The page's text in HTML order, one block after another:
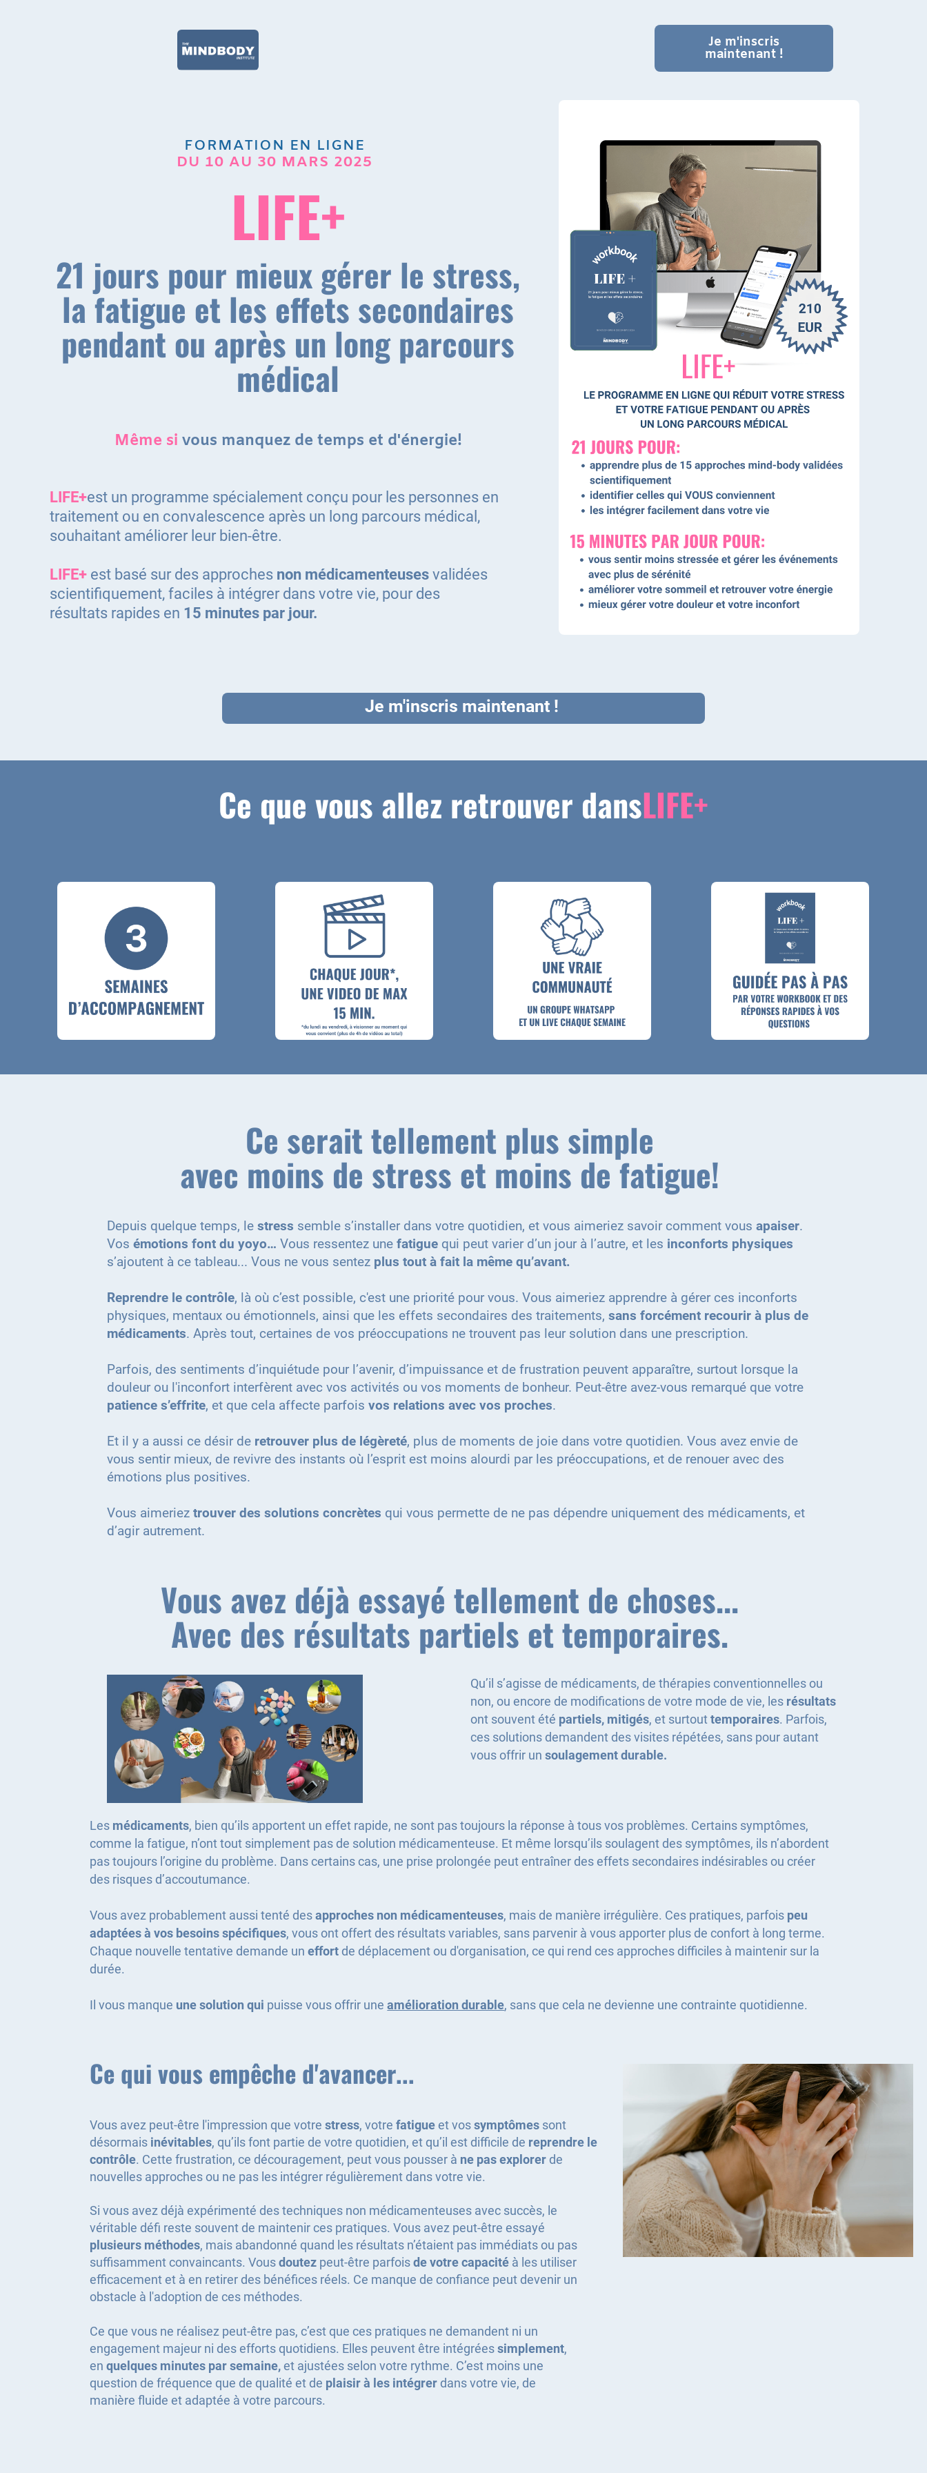
Je m'inscris
maintenant !
FORMATION EN LIGNE
DU 10 AU 30 MARS 2025
LIFE+
21 jours pour mieux gérer le stress,
la fatigue et les effets secondaires
pendant ou après un long parcours
médical
Même si vous manquez de temps et d'énergie!
LIFE+est un programme spécialement conçu pour les personnes en
traitement ou en convalescence après un long parcours médical,
souhaitant améliorer leur bien-être.
LIFE+ est basé sur des approches non médicamenteuses validées
scientifiquement, faciles à intégrer dans votre vie, pour des
résultats rapides en 15 minutes par jour.
Je m'inscris maintenant !
Ce que vous allez retrouver dansLIFE+
Ce serait tellement plus simple
avec moins de stress et moins de fatigue!
Depuis quelque temps, lestress semble s’installer dans votre quotidien, et vous aimeriez savoir comment vousapaiser.
Vosémotions font du yoyo… Vous ressentez unefatigue qui peut varier d’un jour à l’autre, et les inconforts physiques
s’ajoutent à ce tableau... Vous ne vous sentez plus tout à fait la même qu’avant.
Reprendre le contrôle, là où c’est possible, c'est une priorité pour vous. Vous aimeriez apprendre à gérer ces inconforts
physiques, mentaux ou émotionnels, ainsi que les effets secondaires des traitements,sans forcément recourir à plus de
médicaments. Après tout, certaines de vos préoccupations ne trouvent pas leur solution dans une prescription.
Parfois, des sentiments d’inquiétude pour l’avenir, d’impuissance et de frustration peuvent apparaître, surtout lorsque la
douleur ou l'inconfort interfèrent avec vos activités ou vos moments de bonheur. Peut-être avez-vous remarqué que votre
patience s’effrite, et que cela affecte parfoisvos relations avec vos proches.
Et il y a aussi ce désir de retrouver plus de légèreté, plus de moments de joie dans votre quotidien. Vous avez envie de
vous sentir mieux, de revivre des instants où l’esprit est moins alourdi par les préoccupations, et de renouer avec des
émotions plus positives.
Vous aimerieztrouver des solutions concrètes qui vous permette de ne pas dépendre uniquement des médicaments, et
d’agir autrement.
Vous avez déjà essayé tellement de choses...
Avec des résultats partiels et temporaires.
Qu’il s’agisse de médicaments, de thérapies conventionnelles ou
non, ou encore de modifications de votre mode de vie, les résultats
ont souvent été partiels, mitigés, et surtouttemporaires. Parfois,
ces solutions demandent des visites répétées, sans pour autant
vous offrir un soulagement durable.
Les médicaments, bien qu’ils apportent un effet rapide, ne sont pas toujours la réponse à tous vos problèmes. Certains symptômes,
comme la fatigue, n’ont tout simplement pas de solution médicamenteuse. Et même lorsqu’ils soulagent des symptômes, ils n’abordent
pas toujours l’origine du problème. Dans certains cas, une prise prolongée peut entraîner des effets secondaires indésirables ou créer
des risques d’accoutumance.
Vous avez probablement aussi tenté desapproches non médicamenteuses, mais de manière irrégulière. Ces pratiques, parfois peu
adaptées à vos besoins spécifiques, vous ont offert des résultats variables, sans parvenir à vous apporter plus de confort à long terme.
Chaque nouvelle tentative demande uneffort de déplacement ou d'organisation, ce qui rend ces approches difficiles à maintenir sur la
durée.
Il vous manque une solution qui puisse vous offrir uneamélioration durable, sans que cela ne devienne une contrainte quotidienne.
Ce qui vous empêche d'avancer...
Vous avez peut-être l'impression que votrestress, votrefatigueet vossymptômes sont
désormais inévitables, qu’ils font partie de votre quotidien, et qu’il est difficile de reprendre le
contrôle. Cette frustration, ce découragement, peut vous pousser à ne pas explorer de
nouvelles approches ou ne pas les intégrer régulièrement dans votre vie.
Si vous avez déjà expérimenté des techniques non médicamenteuses avec succès, le
véritable défi reste souvent de maintenir ces pratiques. Vous avez peut-être essayé
plusieurs méthodes, mais abandonné quand les résultats n’étaient pas immédiats ou pas
suffisamment convaincants. Vousdoutez peut-être parfoisde votre capacité à les utiliser
efficacement et à en retirer des bénéfices réels. Ce manque de confiance peut devenir un
obstacle à l'adoption de ces méthodes.
Ce que vous ne réalisez peut-être pas, c’est que ces pratiques ne demandent ni un
engagement majeur ni des efforts quotidiens. Elles peuvent être intégréessimplement,
enquelques minutes par semaine,et ajustées selon votre rythme. C’est moins une
question de fréquence que de qualité et de plaisir à les intégrer dans votre vie, de
manière fluide et adaptée à votre parcours.